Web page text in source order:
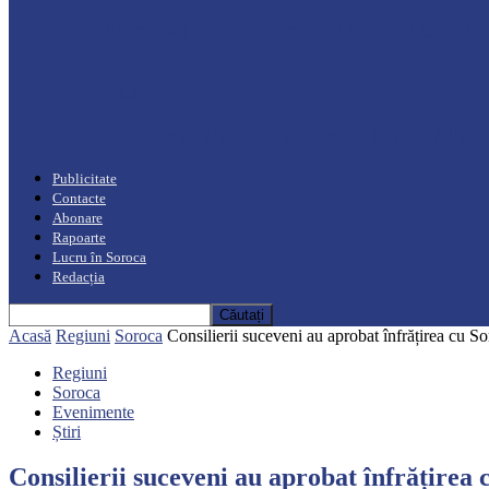
Publicitate
Contacte
Abonare
Rapoarte
Lucru în Soroca
Redacția
Acasă Regiuni Soroca Consilierii suceveni au aprobat înfrățirea cu
Regiuni
Soroca
Evenimente
Știri
Consilierii suceveni au aprobat înfrățirea